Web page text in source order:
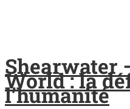
Shearwater
World : la
l’humanité